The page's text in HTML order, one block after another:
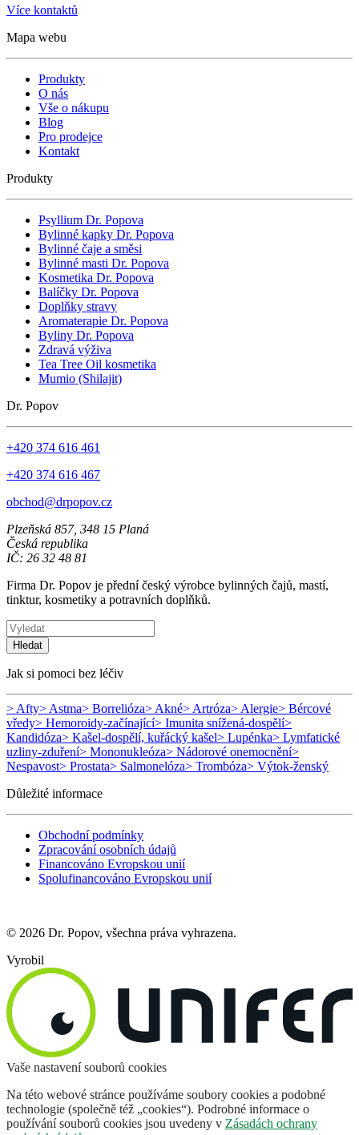
Více kontaktů
Mapa webu
Produkty
O nás
Vše o nákupu
Blog
Pro prodejce
Kontakt
Produkty
Psyllium Dr. Popova
Bylinné kapky Dr. Popova
Bylinné čaje a směsi
Bylinné masti Dr. Popova
Kosmetika Dr. Popova
Balíčky Dr. Popova
Doplňky stravy
Aromaterapie Dr. Popova
Byliny Dr. Popova
Zdravá výživa
Tea Tree Oil kosmetika
Mumio (Shilajit)
Dr. Popov
+420 374 616 461
+420 374 616 467
obchod@drpopov.cz
Plzeňská 857, 348 15 Planá
Česká republika
IČ: 26 32 48 81
Firma Dr. Popov je přední český výrobce bylinných čajů, mastí,
tinktur, kosmetiky a potravních doplňků.
Hledat
Jak si pomoci bez léčiv
> Afty> Astma> Borrelióza> Akné> Artróza> Alergie> Bércové
vředy> Hemoroidy-začínající> Imunita snížená-dospělí>
Kandidóza> Kašel-dospělí, kuřácký kašel> Lupénka> Lymfatické
uzliny-zduření> Mononukleóza> Nádorové onemocnění>
Nespavost> Prostata> Salmonelóza> Trombóza> Výtok-ženský
Důležité informace
Obchodní podmínky
Zpracování osobních údajů
Financováno Evropskou unií
Spolufinancováno Evropskou unií
© 2026 Dr. Popov, všechna práva vyhrazena.
Vyrobil
Vaše nastavení souborů cookies
Na této webové stránce používáme soubory cookies a podobné
technologie (společně též „cookies“). Podrobné informace o
používání souborů cookies jsou uvedeny v Zásadách ochrany